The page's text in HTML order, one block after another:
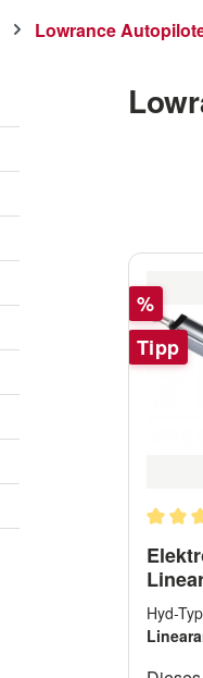
Lowrance
Rabatt
%
Tipp
Hyd-